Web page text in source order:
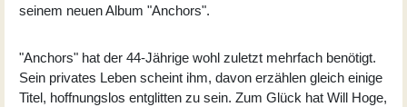
seinem neuen Album "Anchors".
"Anchors" hat der 44-Jährige wohl zuletzt mehrfach benötigt.
Sein privates Leben scheint ihm, davon erzählen gleich einige
Titel, hoffnungslos entglitten zu sein. Zum Glück hat Will Hoge,